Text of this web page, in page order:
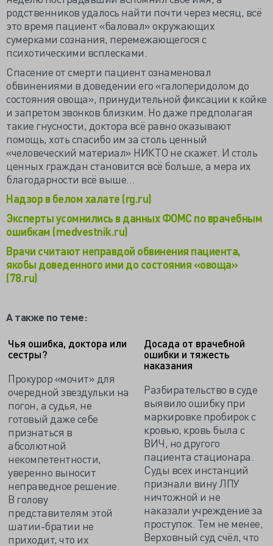
родственников удалось найти почти через месяц, всё
это время пациент «баловал» окружающих
сумерками сознания, перемежающегося с
психотическими всплесками.
Спасение от смерти пациент ознаменовал
обвинениями в доведении его «галоперидолом до
состояния овоща», принудительной фиксации к койке
и запретом звонков близким. Но даже предполагая
такие гнусности, доктора всё равно оказывают
помощь, хоть спасибо им за столь ценный
«человеческий материал» НИКТО не скажет. И столь
ценных граждан становится всё больше, а мера их
благодарности всё выше…
Надзор в белом халате (rg.ru)
Эксперты усомнились в данных ФОМС по врачебным
ошибкам (medvestnik.ru)
Врачи считают неправдой обвинения пациента,
якобы доведенного ими до состояния «овоща»
(78.ru)
А также по теме:
Чья ошибка, доктора или
сестры?
Прокурор «мочит» для
очередной звездульки на
погон, а судья, не
готовый даже себе
признаться в
абсолютной
некомпетентности,
уверенно выносит
неправедное решение.
В голову
представителям этой
шатии-братии не
приходит, что их
Досада от врачебной
ошибки и тяжесть
наказания
Разбирательство в суде
выявило ошибку при
маркировке пробирок с
кровью, кровь была с
ВИЧ, но другого
пациента стационара.
Суды всех инстанций
признали вину ЛПУ
ничтожной и не
наказали учреждение за
проступок. Тем не менее,
Верховный суд счёл, что